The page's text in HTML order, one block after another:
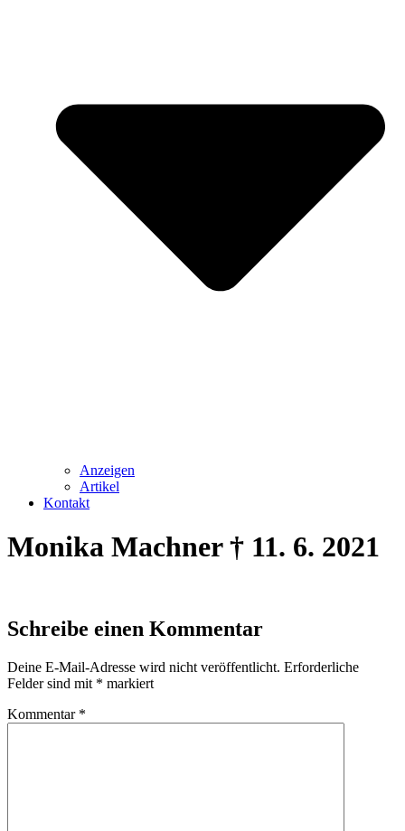
Anzeigen
Artikel
Kontakt
Monika Machner † 11. 6. 2021
Schreibe einen Kommentar
Deine E-Mail-Adresse wird nicht veröffentlicht. Erforderliche
Felder sind mit * markiert
Kommentar *